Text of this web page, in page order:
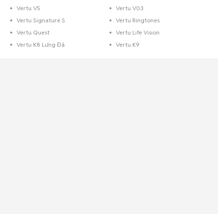
Vertu V5
Vertu V03
Vertu Signature S
Vertu Ringtones
Vertu Quest
Vertu Life Vision
Vertu K8 Lưng Đá
Vertu K9